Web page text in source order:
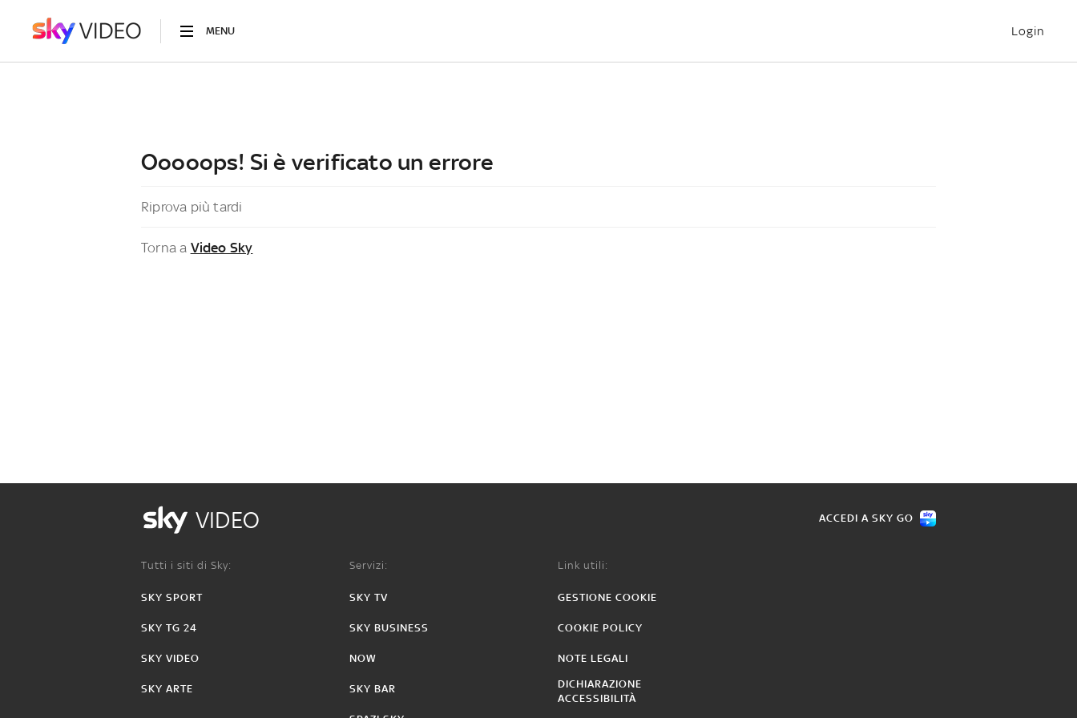
MENU Login
Ooooops! Si è verificato un errore
Riprova più tardi
Torna a Video Sky
VIDEO ACCEDI A SKY GO
Tutti i siti di Sky:
SKY SPORT
SKY TG 24
SKY VIDEO
SKY ARTE
Servizi:
SKY TV
SKY BUSINESS
NOW
SKY BAR
Link utili:
GESTIONE COOKIE
COOKIE POLICY
NOTE LEGALI
DICHIARAZIONE
ACCESSIBILITÀ